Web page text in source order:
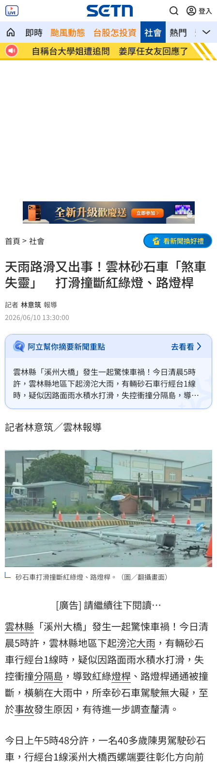
登入
即時 颱風動態 台股怎投資 熱門 影音
社會
動
自稱台大學姐遭追問 姜厚任女友回應了 聽一
首頁 社會 看新聞換好禮
天雨路滑又出事！雲林砂石車「煞車
失靈」 打滑撞斷紅綠燈、路燈桿
記者 林意筑 報導
2026/06/10 13:30:00
阿立幫你摘要新聞重點 去看看
雲林縣「溪州大橋」發生一起驚悚車禍！今日清晨5時
許，雲林縣地區下起滂沱大雨，有輛砂石車行經台1線
時，疑似因路面雨水積水打滑，失控衝撞分隔島，導致
紅綠燈桿、路燈桿通通被撞斷，橫躺在大雨中，所幸砂
釐清。
記者林意筑／雲林報導
砂石車打滑撞斷紅綠燈、路燈桿。（圖／翻攝畫面）
[廣告] 請繼續往下閱讀…
雲林縣 「溪州大橋」發生一起驚悚車禍！今日清
晨5時許，雲林縣地區下起滂沱大雨 ，有輛砂石
車行經台1線時，疑似因路面雨水積水打滑，失
控衝撞分隔島 ，導致紅綠燈桿 、路燈桿通通被撞
斷，橫躺在大雨中，所幸砂石車駕駛無大礙，至
於事故發生原因，有待進一步調查釐清。
今日上午5時48分許，一名40多歲陳男駕駛砂石
車，行經台1線溪州大橋西螺端要往彰化方向前